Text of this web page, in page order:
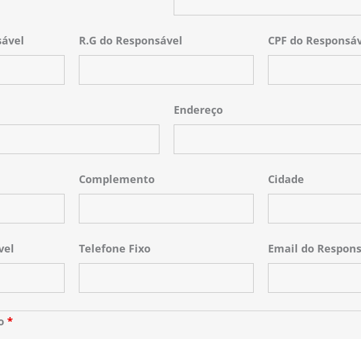
R.G do Responsável CPF do
Endereço
Complemento Cidade
Telefone Fixo Email do
*